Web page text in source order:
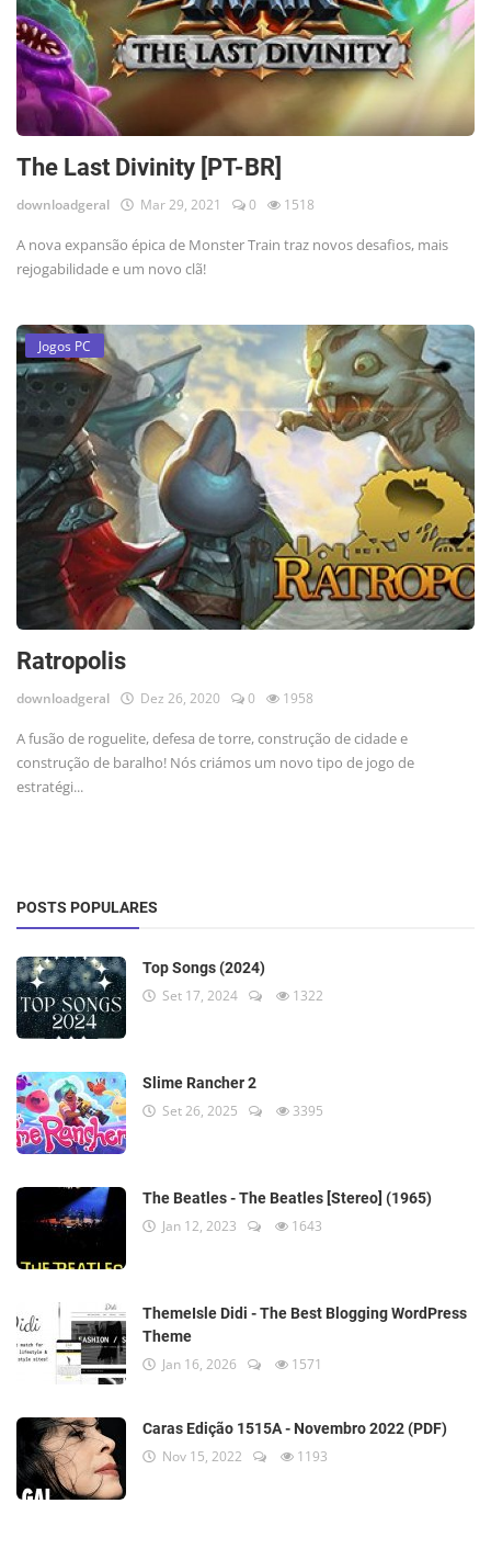
The Last Divinity [PT-BR]
downloadgeral Mar 29, 2021 0 1518
A nova expansão épica de Monster Train traz novos desafios, mais
rejogabilidade e um novo clã!
Jogos PC
Ratropolis
downloadgeral Dez 26, 2020 0 1958
A fusão de roguelite, defesa de torre, construção de cidade e
construção de baralho! Nós criámos um novo tipo de jogo de
estratégi...
POSTS POPULARES
Top Songs (2024)
Set 17, 2024 1322
Slime Rancher 2
Set 26, 2025 3395
The Beatles - The Beatles [Stereo] (1965)
Jan 12, 2023 1643
ThemeIsle Didi - The Best Blogging WordPress
Theme
Jan 16, 2026 1571
Caras Edição 1515A - Novembro 2022 (PDF)
Nov 15, 2022 1193